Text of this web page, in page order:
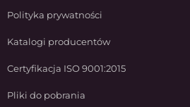
Polityka prywatności
Katalogi producentów
Certyfikacja ISO 9001:2015
Pliki do pobrania